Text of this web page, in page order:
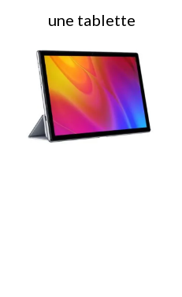
une tablette